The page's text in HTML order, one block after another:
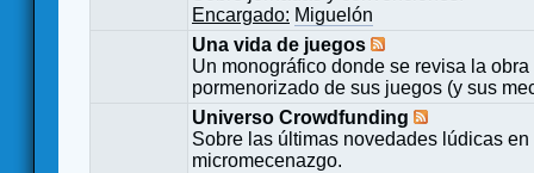
Encargado: Miguelón
Una vida de juegos
Un monográfico donde se revisa la
pormenorizado de sus juegos (y sus
Universo Crowdfunding
Sobre las últimas novedades lúdicas
micromecenazgo.